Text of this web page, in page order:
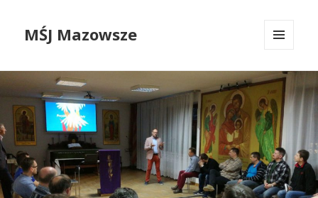
MŚJ Mazowsze
WIDGETY